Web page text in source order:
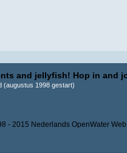
and jellyfish! Hop in and
(augustus 1998 gestart)
- 2015 Nederlands OpenWater